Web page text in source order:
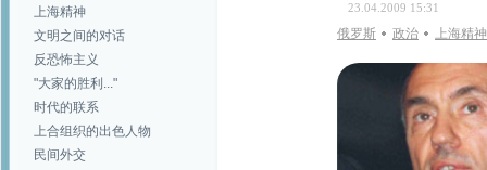
上海精神
文明之间的对话
反恐怖主义
"大家的胜利..."
时代的联系
上合组织的出色人物
民间外交
23.04.2009 15:31
俄罗斯 政治 上海精神